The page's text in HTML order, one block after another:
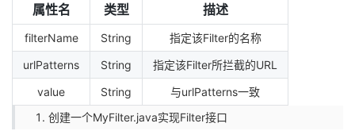
课
程
的
认
证
我
的
实
我
的
术
支
持
云
声
建
属性名 类型 描述
filterName String
指定该Filter的名称
urlPatterns
String
指定该Filter所拦截的URL
value
String
与urlPatterns一致
创建一个MyFilter.java实现Filter接口